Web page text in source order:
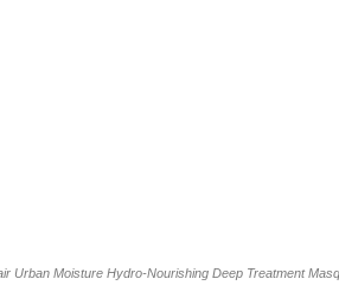
Urban Moisture Hydro-Nourishing Deep Treatment